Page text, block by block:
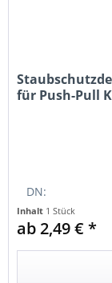
für Push-Pull
DN:
Farbe:
Inhalt 1 Stück
ab 2,49 € *